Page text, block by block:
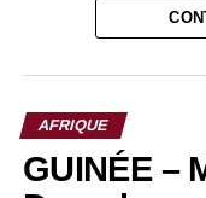
avaient été enlevés.
Pour mener à bien
police, les services
national de lutte
permis de localiser
AFRIQUE
GUINÉE –